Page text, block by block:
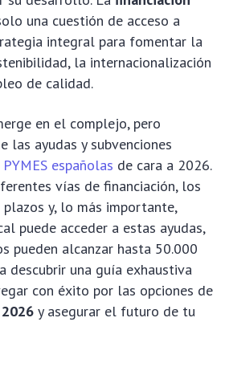
una cuestión de acceso a
integral para fomentar la
la internacionalización
de calidad.
en el complejo, pero
las ayudas y subvenciones
PYMES españolas de cara a 2026.
vías de financiación, los
y, lo más importante,
puede acceder a estas ayudas,
pueden alcanzar hasta 50.000
descubrir una guía exhaustiva
con éxito por las opciones de
y asegurar el futuro de tu